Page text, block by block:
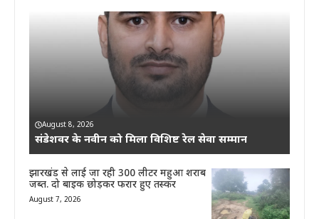
August 8, 2026
संडेशवर के नवीन को मिला विशिष्ट रेल सेवा सम्मान
झारखंड से लाई जा रही 300 लीटर महुआ शराब
जब्त. दो बाइक छोड़कर फरार हुए तस्कर
August 7, 2026